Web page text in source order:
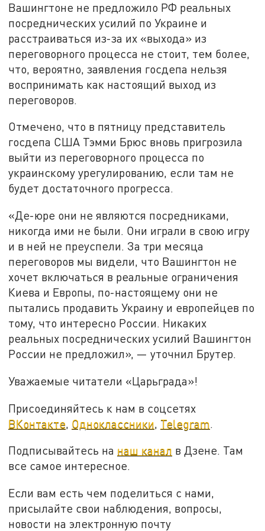
Вашингтоне не предложило РФ реальных
посреднических усилий по Украине и
расстраиваться из-за их «выхода» из
переговорного процесса не стоит, тем более,
что, вероятно, заявления госдепа нельзя
воспринимать как настоящий выход из
переговоров.
Отмечено, что в пятницу представитель
госдепа США Тэмми Брюс вновь пригрозила
выйти из переговорного процесса по
украинскому урегулированию, если там не
будет достаточного прогрecca.
«Де-юре они не являются посредниками,
никогда ими не были. Они играли в свою игру
и в ней не преуспели. За три месяца
переговоров мы видели, что Вашингтон не
хочет включаться в реальные ограничения
Киева и Европы, по-настоящему они не
пытались продавить Украину и европейцев по
тому, что интересно России. Никаких
реальных посреднических усилий Вашингтон
России не предложил», — уточнил Брутер.
Уважаемые читатели «Царьграда»!
Присоединяйтесь к нам в соцсетях
ВКонтакте Одноклассники Telegram
Подписывайтесь на наш канал в Дзене. Там
все самое интересное.
Если вам есть чем поделиться с нами,
присылайте свои наблюдения, вопросы,
новости на электронную почту